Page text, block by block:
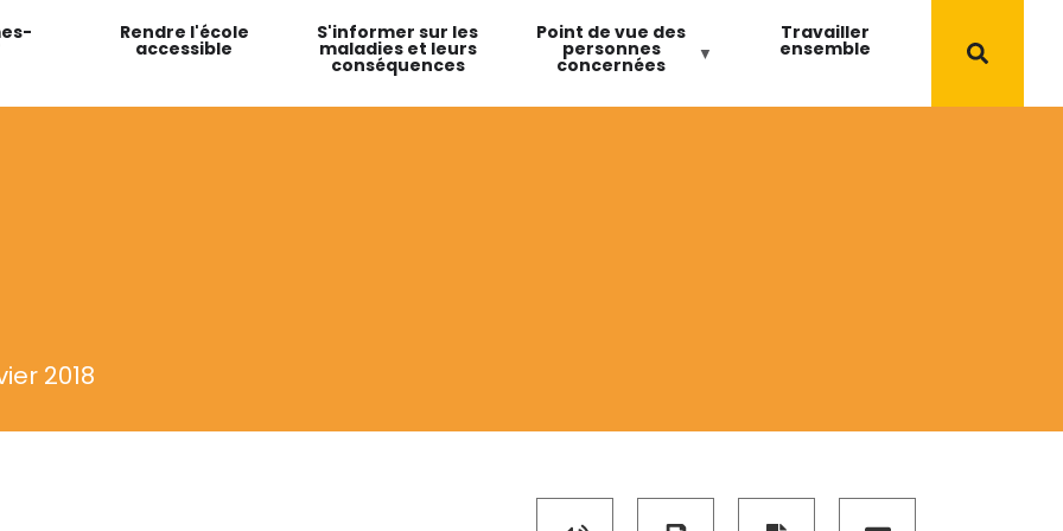
Rendre l'école
accessible
S'informer sur les
maladies et leurs
conséquences
Point de vue des
personnes
concernées
Travailler
ensemble
2018